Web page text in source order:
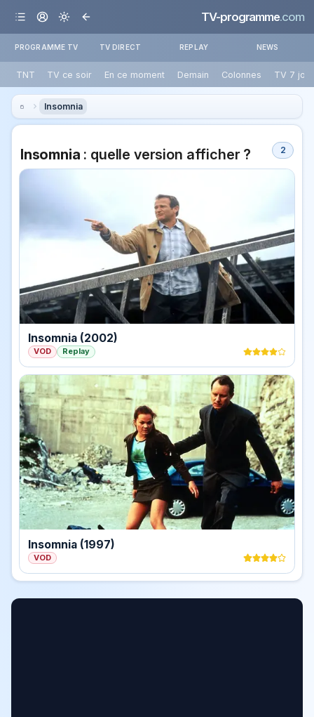
TV-programme.com
PROGRAMME TV TV DIRECT REPLAY NEWS
TNT TV ce soir En ce moment Demain Colonnes TV 7
Insomnia
Insomnia : quelle version afficher ? 2
Insomnia (2002)
VOD Replay
Insomnia (1997)
VOD